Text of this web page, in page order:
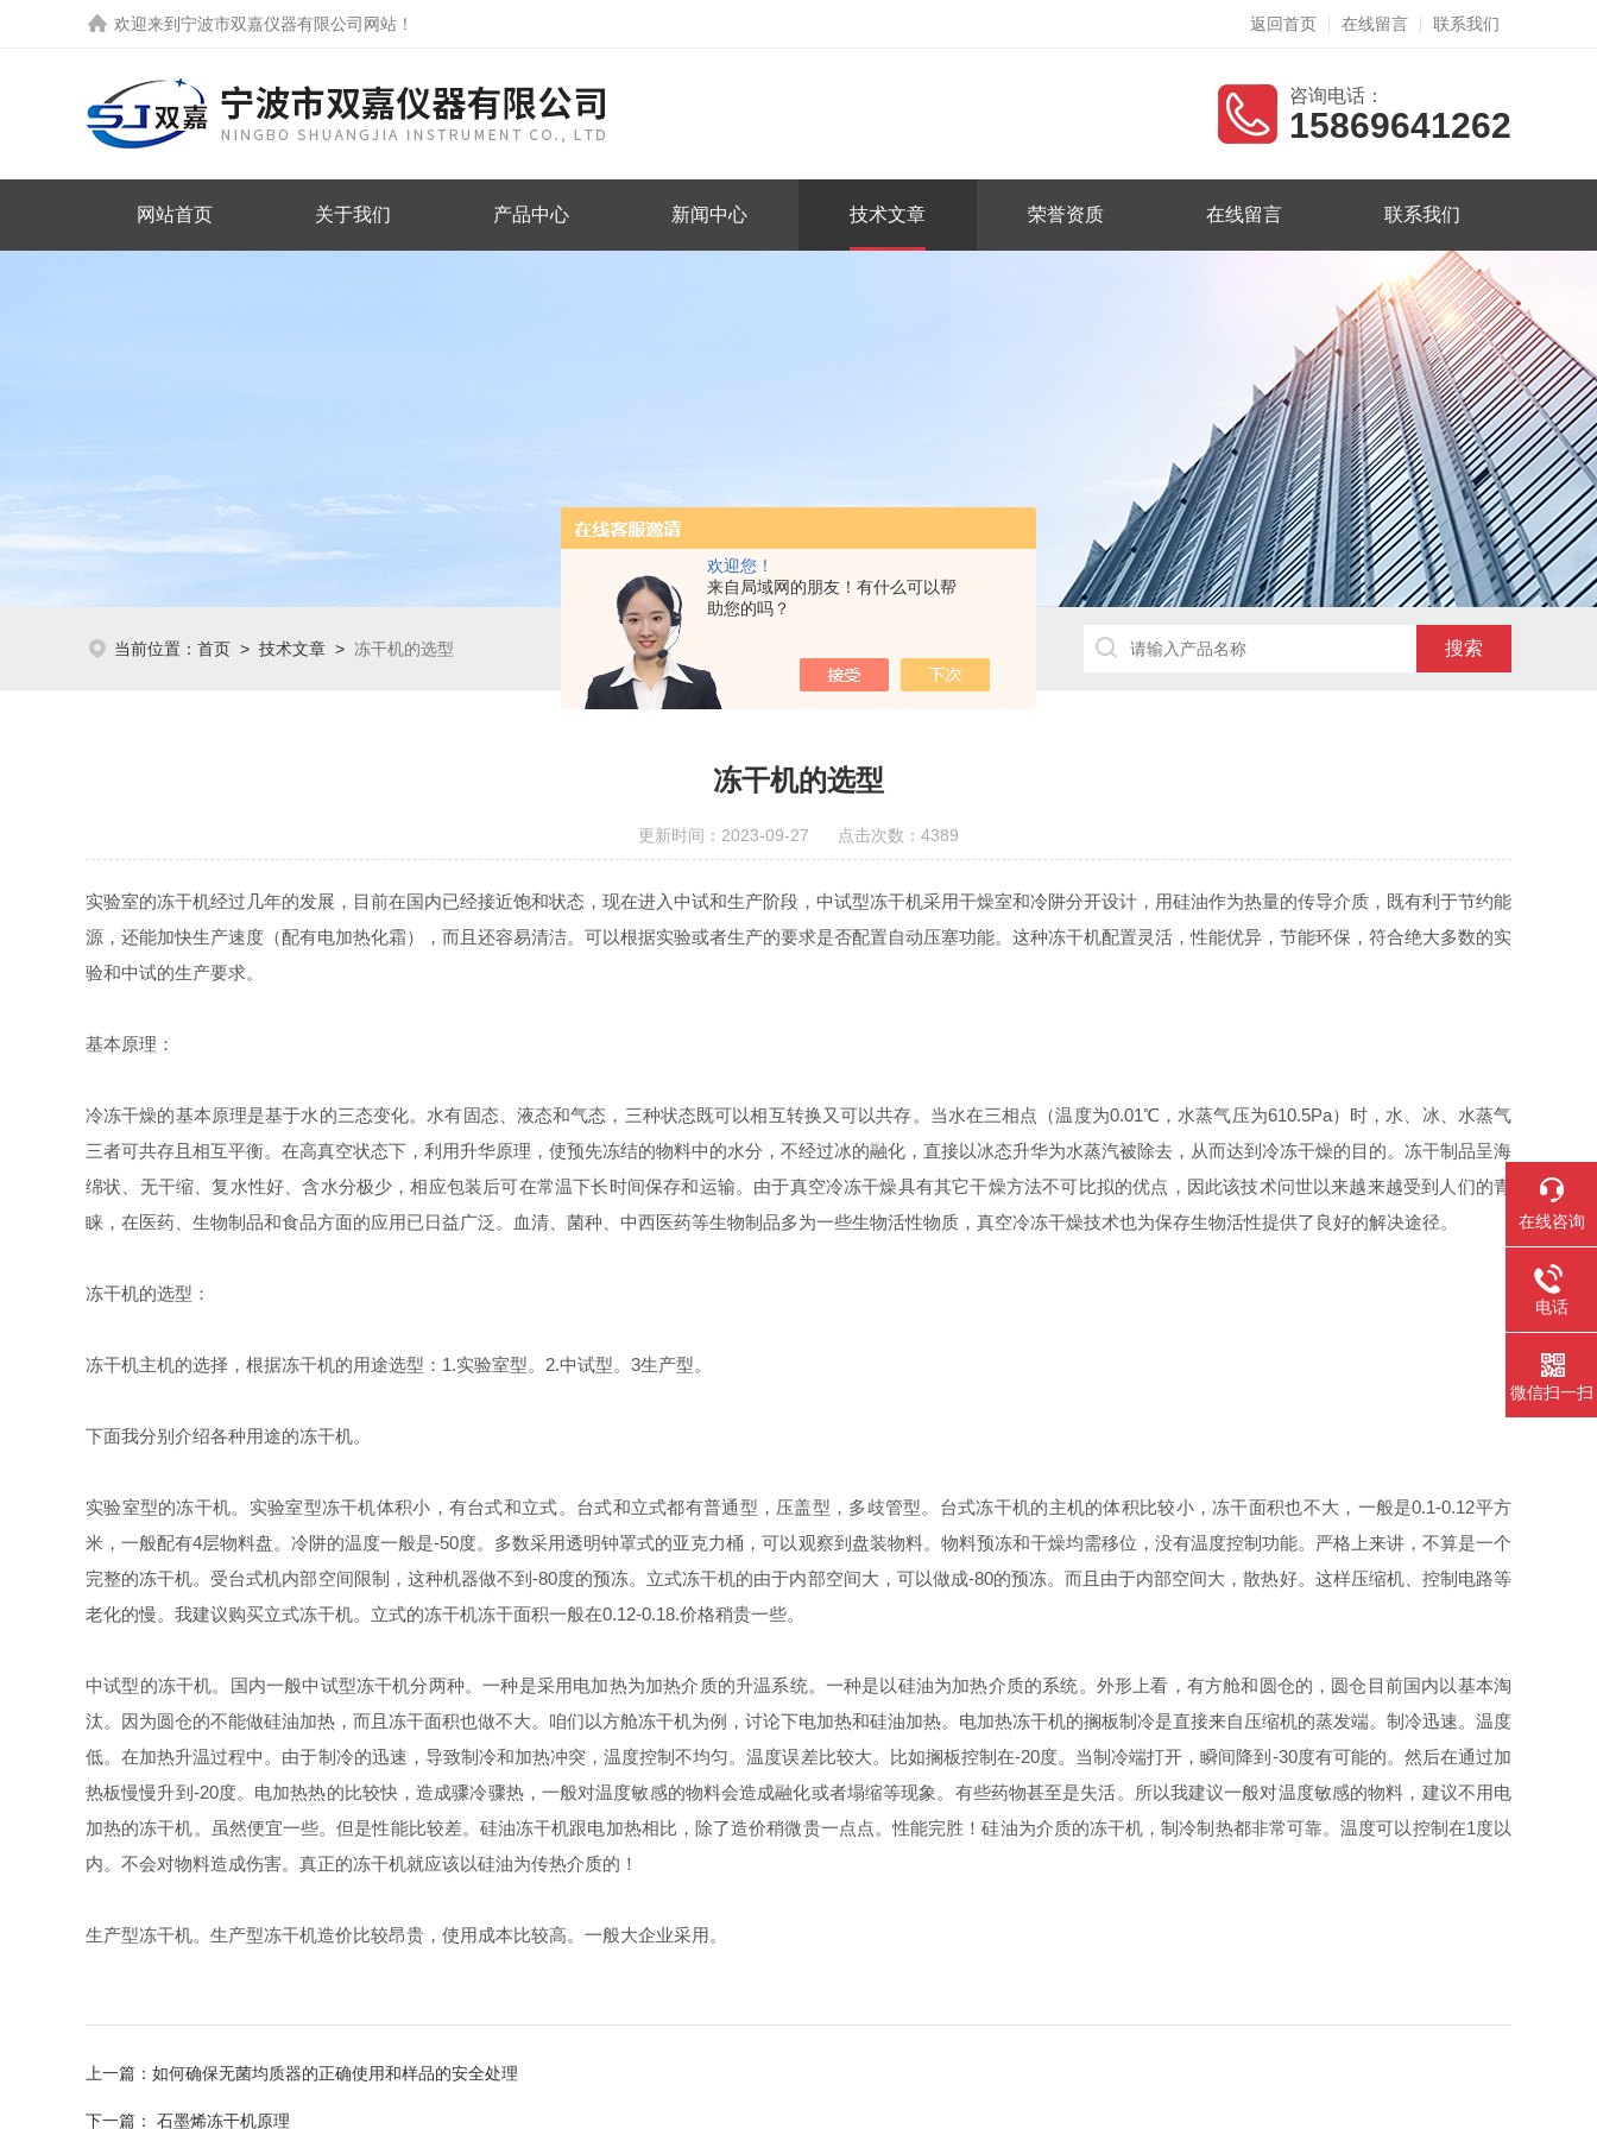
欢迎您！
来自局域网的朋友！有什么可以帮
助您的吗？
欢迎来到 宁波市双嘉仪器有限公司网站 ！ 返回首页 在线留言 联系我们
咨询电话：
15869641262
网站首页 关于我们 产品中心 新闻中心 技术文章 荣誉资质 在线留言 联系我们
当前位置： 首页 > 技术文章 > 冻干机的选型
冻干机的选型
更新时间：2023-09-27 点击次数：4389
实验室的冻干机经过几年的发展，目前在国内已经接近饱和状态，现在进入中试和生产阶段，中试型冻干机采用干燥室和冷阱分开设计，用硅油作为热量的传导介质，既有利于节约能
源，还能加快生产速度（配有电加热化霜），而且还容易清洁。可以根据实验或者生产的要求是否配置自动压塞功能。这种冻干机配置灵活，性能优异，节能环保，符合绝大多数的实
验和中试的生产要求。
基本原理：
冷冻干燥的基本原理是基于水的三态变化。水有固态、液态和气态，三种状态既可以相互转换又可以共存。当水在三相点（温度为0.01℃，水蒸气压为610.5Pa）时，水、冰、水蒸气
三者可共存且相互平衡。在高真空状态下，利用升华原理，使预先冻结的物料中的水分，不经过冰的融化，直接以冰态升华为水蒸汽被除去，从而达到冷冻干燥的目的。冻干制品呈海
绵状、无干缩、复水性好、含水分极少，相应包装后可在常温下长时间保存和运输。由于真空冷冻干燥具有其它干燥方法不可比拟的优点，因此该技术问世以来越来越受到人们的青
睐，在医药、生物制品和食品方面的应用已日益广泛。血清、菌种、中西医药等生物制品多为一些生物活性物质，真空冷冻干燥技术也为保存生物活性提供了良好的解决途径。
冻干机的选型：
冻干机主机的选择，根据冻干机的用途选型：1.实验室型。2.中试型。3生产型。
下面我分别介绍各种用途的冻干机。
实验室型的冻干机。实验室型冻干机体积小，有台式和立式。台式和立式都有普通型，压盖型，多歧管型。台式冻干机的主机的体积比较小，冻干面积也不大，一般是0.1-0.12平方
米，一般配有4层物料盘。冷阱的温度一般是-50度。多数采用透明钟罩式的亚克力桶，可以观察到盘装物料。物料预冻和干燥均需移位，没有温度控制功能。严格上来讲，不算是一个
完整的冻干机。受台式机内部空间限制，这种机器做不到-80度的预冻。立式冻干机的由于内部空间大，可以做成-80的预冻。而且由于内部空间大，散热好。这样压缩机、控制电路等
老化的慢。我建议购买立式冻干机。立式的冻干机冻干面积一般在0.12-0.18.价格稍贵一些。
中试型的冻干机。国内一般中试型冻干机分两种。一种是采用电加热为加热介质的升温系统。一种是以硅油为加热介质的系统。外形上看，有方舱和圆仓的，圆仓目前国内以基本淘
汰。因为圆仓的不能做硅油加热，而且冻干面积也做不大。咱们以方舱冻干机为例，讨论下电加热和硅油加热。电加热冻干机的搁板制冷是直接来自压缩机的蒸发端。制冷迅速。温度
低。在加热升温过程中。由于制冷的迅速，导致制冷和加热冲突，温度控制不均匀。温度误差比较大。比如搁板控制在-20度。当制冷端打开，瞬间降到-30度有可能的。然后在通过加
热板慢慢升到-20度。电加热热的比较快，造成骤冷骤热，一般对温度敏感的物料会造成融化或者塌缩等现象。有些药物甚至是失活。所以我建议一般对温度敏感的物料，建议不用电
加热的冻干机。虽然便宜一些。但是性能比较差。硅油冻干机跟电加热相比，除了造价稍微贵一点点。性能完胜！硅油为介质的冻干机，制冷制热都非常可靠。温度可以控制在1度以
内。不会对物料造成伤害。真正的冻干机就应该以硅油为传热介质的！
生产型冻干机。生产型冻干机造价比较昂贵，使用成本比较高。一般大企业采用。
上一篇： 如何确保无菌均质器的正确使用和样品的安全处理
下一篇： 石墨烯冻干机原理
在线咨询
电话
微信扫一扫